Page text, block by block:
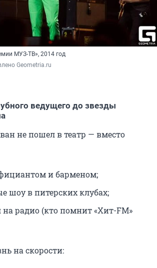
МУЗ-ТВ», 2014 год
Geometria.ru
ведущего до звезды
не пошел в театр — вместо
и барменом;
шоу в питерских клубах;
на радио (кто помнит «Хит-FM»
на скорости: